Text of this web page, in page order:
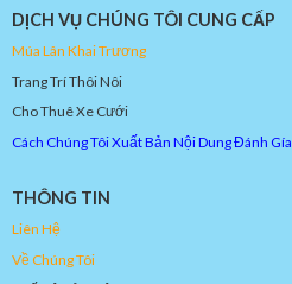
DỊCH VỤ CHÚNG TÔI CUNG CẤP
Múa Lân KhaiTrương
Trang Trí Thôi Nôi
Cho Thuê Xe Cưới
Cách Chúng Tôi Xuất Bản Nội Dung Đánh Gía
THÔNG TIN
Liên Hệ
Về Chúng Tôi